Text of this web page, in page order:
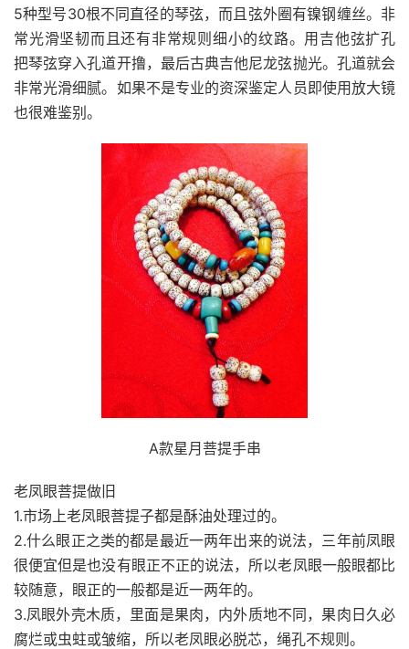
5种型号30根不同直径的琴弦，而且弦外圈有镍钢缠丝。非
常光滑坚韧而且还有非常规则细小的纹路。用吉他弦扩孔
把琴弦穿入孔道开撸，最后古典吉他尼龙弦抛光。孔道就会
非常光滑细腻。如果不是专业的资深鉴定人员即使用放大镜
也很难鉴别。
A款星月菩提手串
老凤眼菩提做旧
1.市场上老凤眼菩提子都是酥油处理过的。
2.什么眼正之类的都是最近一两年出来的说法，三年前凤眼
很便宜但是也没有眼正不正的说法，所以老凤眼一般眼都比
较随意，眼正的一般都是近一两年的。
3.凤眼外壳木质，里面是果肉，内外质地不同，果肉日久必
腐烂或虫蛀或皱缩，所以老凤眼必脱芯，绳孔不规则。